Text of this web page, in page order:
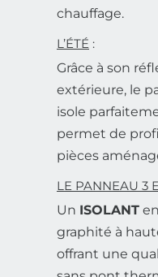
chauffage.
L’ÉTÉ :
Grâce à son
extérieure, le
isole
permet de
pièces
LE PANNEAU 3
Un ISOLANT
graphité à
offrant une